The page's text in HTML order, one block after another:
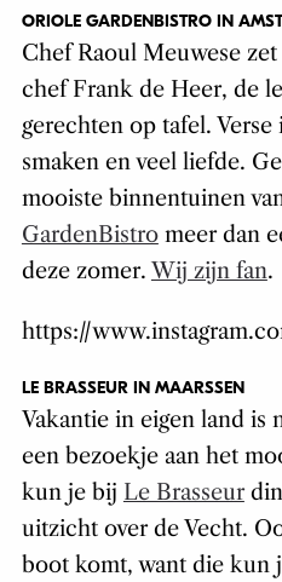
ORIOLE GARDENBISTRO IN
Chef Raoul Meuwese
chef Frank de Heer, de
gerechten op tafel.
smaken en veel liefde.
mooiste binnentuinen
GardenBistromeer dan
deze zomer. Wij zijn fan.
https://
LE BRASSEUR IN MAARSSEN
Vakantie in eigen land is
een bezoekje aan het
kun je bij Le Brasseur
uitzicht over de Vecht.
boot komt, want die kun